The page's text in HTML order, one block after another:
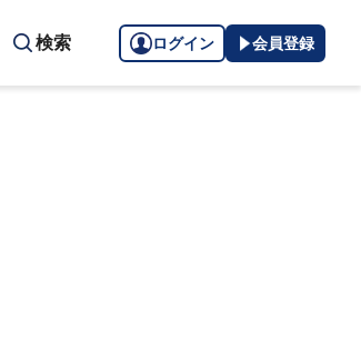
検索 ログイン 会員登録